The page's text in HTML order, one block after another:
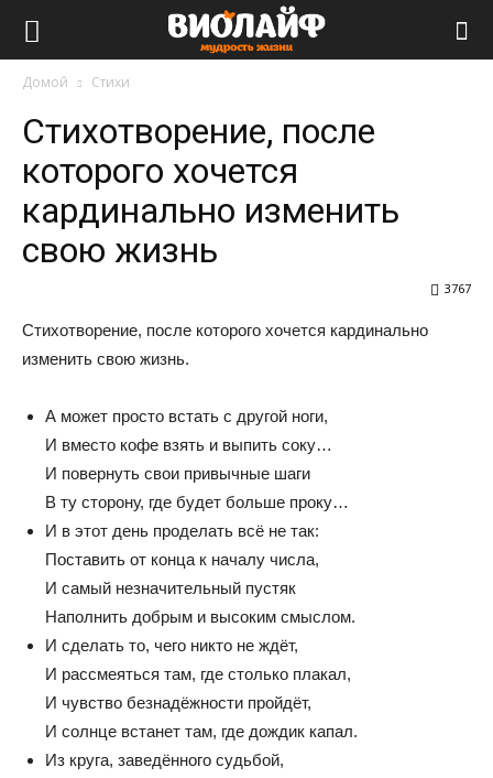
Домой Стихи
Стихотворение, после
которого хочется
кардинально изменить
свою жизнь
3767
Стихотворение, после которого хочется кардинально
изменить свою жизнь.
А может просто встать с другой ноги,
И вместо кофе взять и выпить соку…
И повернуть свои привычные шаги
В ту сторону, где будет больше проку…
И в этот день проделать всё не так:
Поставить от конца к началу числа,
И самый незначительный пустяк
Наполнить добрым и высоким смыслом.
И сделать то, чего никто не ждёт,
И рассмеяться там, где столько плакал,
И чувство безнадёжности пройдёт,
И солнце встанет там, где дождик капал.
Из круга, заведённого судьбой,